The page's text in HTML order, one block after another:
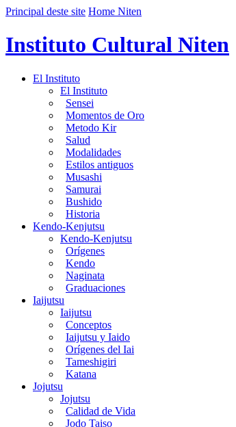
Principal deste site Home Niten
Instituto Cultural Niten
El Instituto
El Instituto
Sensei
Momentos de Oro
Metodo Kir
Salud
Modalidades
Estilos antiguos
Musashi
Samurai
Bushido
Historia
Kendo-Kenjutsu
Kendo-Kenjutsu
Orígenes
Kendo
Naginata
Graduaciones
Iaijutsu
Iaijutsu
Conceptos
Iaijutsu y Iaido
Orígenes del Iai
Tameshigiri
Katana
Jojutsu
Jojutsu
Calidad de Vida
Jodo Taiso